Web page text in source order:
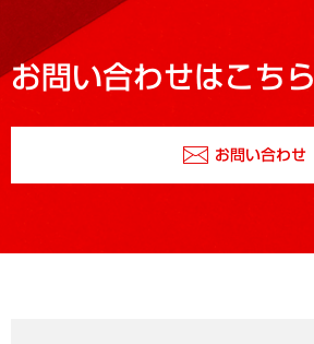
お問い合わせはこちら
お問い合わせ